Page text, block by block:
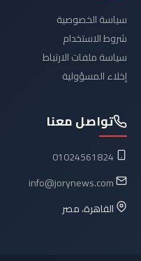
سياسة الخصوصية
شروط الاستخدام
سياسة ملفات الارتباط
إخلاء المسؤولية
تواصل معنا
01024561824
info@jorynews.com
القاهرة، مصر